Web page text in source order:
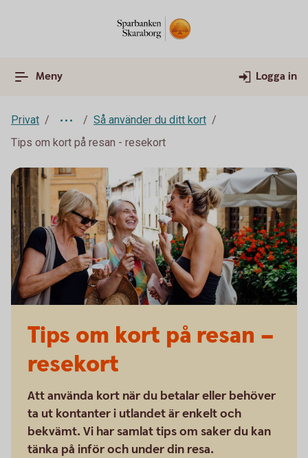
Meny Logga in
Privat
Så använder du ditt kort
Tips om kort på resan - resekort
Tips om kort på resan –
resekort
Att använda kort när du betalar eller behöver
ta ut kontanter i utlandet är enkelt och
bekvämt. Vi har samlat tips om saker du kan
tänka på inför och under din resa.